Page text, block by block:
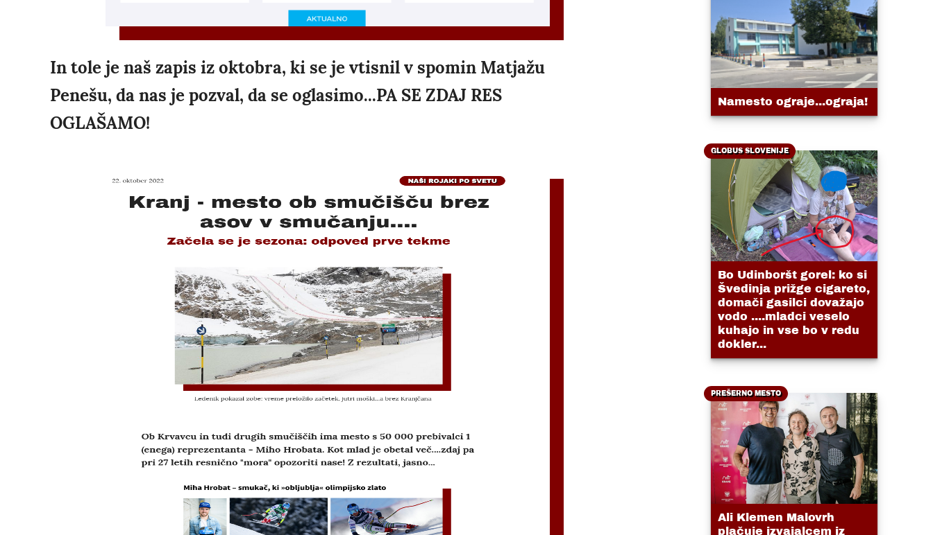
In tole je naš zapis iz oktobra, ki se je vtisnil v spomin Matjažu
Penešu, da nas je pozval, da se oglasimo...PA SE ZDAJ RES
OGLAŠAMO!
Namesto ograje...ograja!
GLOBUS SLOVENIJE
Bo Udinboršt gorel: ko si
Švedinja prižge cigareto,
domači gasilci dovažajo
vodo ....mladci veselo
kuhajo in vse bo v redu
dokler...
PREŠERNO MESTO
Ali Klemen Malovrh
plačuje izvajalcem iz